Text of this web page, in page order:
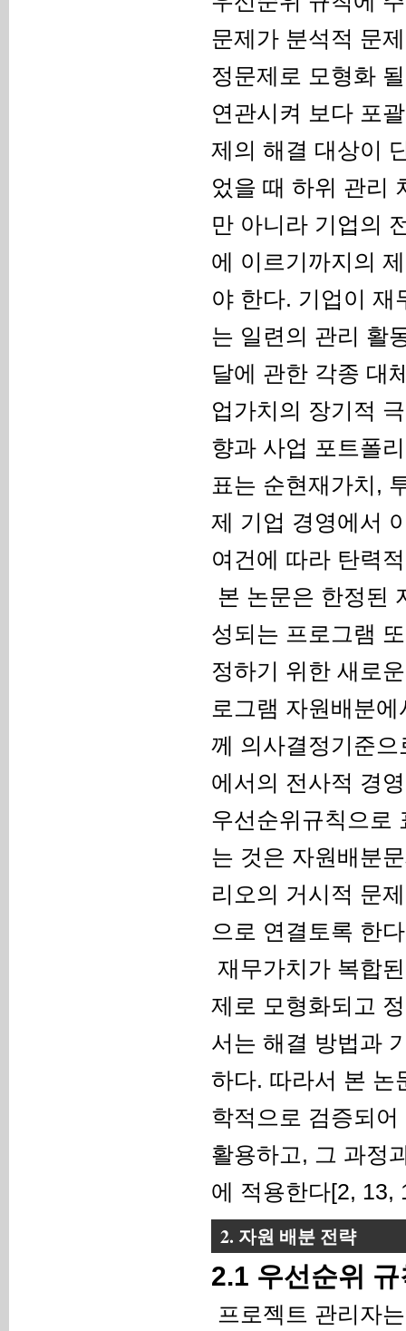
문제가 분석적 문
정문제로 모형화
연관시켜 보다 포
제의 해결 대상이
었을 때 하위 관리
만 아니라 기업의
에 이르기까지의
야 한다. 기업이 재
는 일련의 관리 활
달에 관한 각종 대
업가치의 장기적
향과 사업 포트폴
표는 순현재가치,
제 기업 경영에서
여건에 따라 탄력
본 논문은 한정된
성되는 프로그램
정하기 위한 새로
로그램 자원배분
께 의사결정기준
에서의 전사적 경
우선순위규칙으로
는 것은 자원배분
리오의 거시적 문
으로 연결토록 한
재무가치가 복합
제로 모형화되고
서는 해결 방법과
하다. 따라서 본 논
학적으로 검증되
활용하고, 그 과정
에 적용한다[2, 13,
2. 자원 배분 전략
2.1 우선순위 규
프로젝트 관리자